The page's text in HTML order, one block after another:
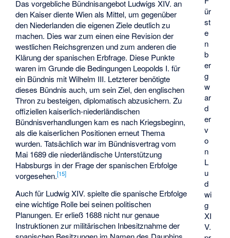
ür
st
e
n
b
er
g
w
ar
d
er
v
o
n
L
u
d
wi
g
XI
V.
Das vorgebliche Bündnisangebot Ludwigs XIV. an
den Kaiser diente Wien als Mittel, um gegenüber
den Niederlanden die eigenen Ziele deutlich zu
machen. Dies war zum einen eine Revision der
westlichen Reichsgrenzen und zum anderen die
Klärung der spanischen Erbfrage. Diese Punkte
waren im Grunde die Bedingungen Leopolds I. für
ein Bündnis mit Wilhelm III. Letzterer benötigte
dieses Bündnis auch, um sein Ziel, den englischen
Thron zu besteigen, diplomatisch abzusichern. Zu
offiziellen kaiserlich-niederländischen
Bündnisverhandlungen kam es nach Kriegsbeginn,
als die kaiserlichen Positionen erneut Thema
wurden. Tatsächlich war im Bündnisvertrag vom
Mai 1689 die niederländische Unterstützung
Habsburgs in der Frage der spanischen Erbfolge
vorgesehen.[15]
Auch für Ludwig XIV. spielte die spanische Erbfolge
eine wichtige Rolle bei seinen politischen
Planungen. Er erließ 1688 nicht nur genaue
Instruktionen zur militärischen Inbesitznahme der